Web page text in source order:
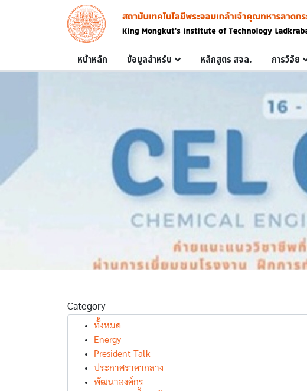
Skip to main content
Image
Main navigation
หน้าหลัก ข้อมูลสำหรับ หลักสูตร สจล. การวิจัย
Category
ทั้งหมด
Energy
President Talk
ประกาศราคากลาง
พัฒนาองค์กร